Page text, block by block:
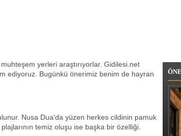
cezbeden Yunanistan'daki Loggas Plajı
Goose Adası, Montana
yer. Lofoten Adaları, Norveç
Dağı...
yerleri araştırıyorlar. Gidilesi.net
ediyoruz. Bugünkü önerimiz benim de hayran
Nusa Dua'da yüzen herkes cildinin pamuk
temiz oluşu ise başka bir özelliği.